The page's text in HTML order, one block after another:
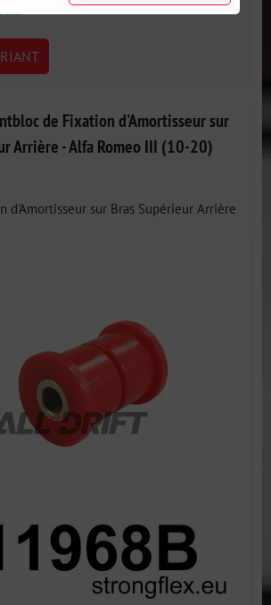
de Fixation d'Amortisseur sur
Arrière - Alfa Romeo III (10-20)
d'Amortisseur sur Bras Supérieur Arrière